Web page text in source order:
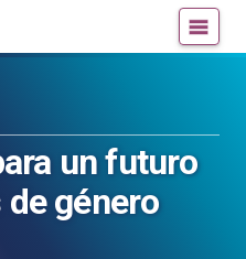
un futuro
género